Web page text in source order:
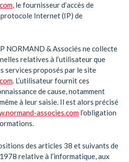
, le fournisseur d’accès de
protocole Internet (IP) de
NORMAND & Associés ne collecte
relatives à l’utilisateur que
services proposés par le site
. L’utilisateur fournit ces
de cause, notamment
à leur saisie. Il est alors précisé
associes.com l’obligation
des articles 38 et suivants de
relative à l’informatique, aux